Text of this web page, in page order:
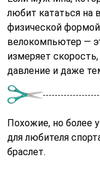
любит кататься на
физической
велокомпьютер —
измеряет
давление и даже
Похожие, но более
для любителя
браслет.